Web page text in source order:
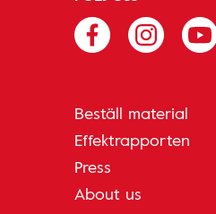
Beställ material
Effektrapporten
Press
About us